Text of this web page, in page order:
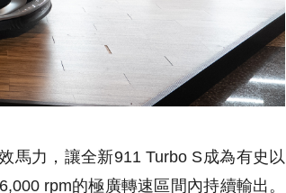
馬力，讓全新911 Turbo S成為有史以
rpm的極廣轉速區間內持續輸出。